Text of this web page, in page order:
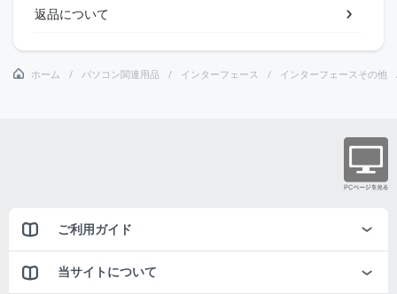
返品について
ホーム パソコン関連用品 インターフェース インターフェースその他
ご利用ガイド
当サイトについて